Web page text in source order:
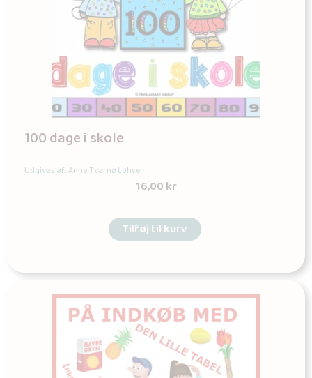
100 dage i skole
Udgives af: Anne Tvarnø Lohse
16,00kr
Tilføj til kurv